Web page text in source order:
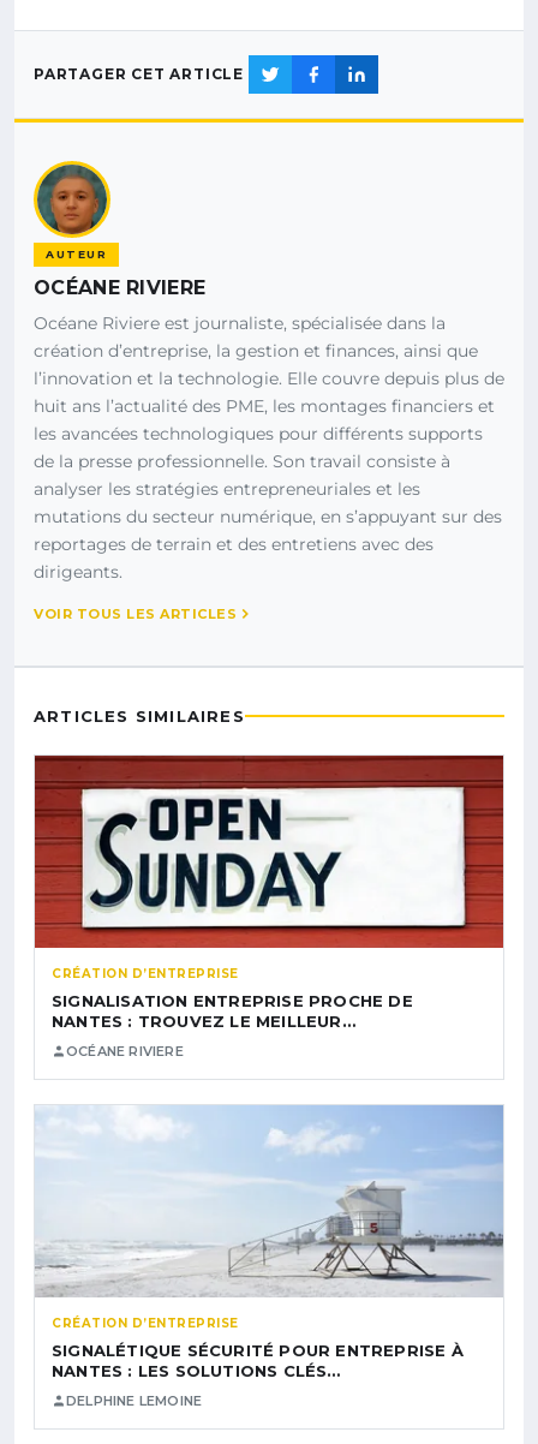
PARTAGER CET ARTICLE
AUTEUR
OCÉANE RIVIERE
Océane Riviere est journaliste, spécialisée dans la
création d’entreprise, la gestion et finances, ainsi que
l’innovation et la technologie. Elle couvre depuis plus de
huit ans l’actualité des PME, les montages financiers et
les avancées technologiques pour différents supports
de la presse professionnelle. Son travail consiste à
analyser les stratégies entrepreneuriales et les
mutations du secteur numérique, en s’appuyant sur des
reportages de terrain et des entretiens avec des
dirigeants.
VOIR TOUS LES ARTICLES
ARTICLES SIMILAIRES
CRÉATION D’ENTREPRISE
SIGNALISATION ENTREPRISE PROCHE DE
NANTES : TROUVEZ LE MEILLEUR…
OCÉANE RIVIERE
CRÉATION D’ENTREPRISE
SIGNALÉTIQUE SÉCURITÉ POUR ENTREPRISE À
NANTES : LES SOLUTIONS CLÉS…
DELPHINE LEMOINE